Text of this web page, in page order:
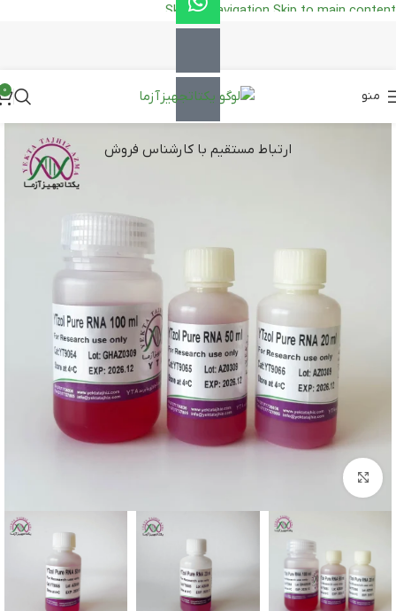
Skip to navigation Skip to main content
ارتباط مستقیم با کارشناس فروش
منو 0
بزرگنمایی تصویر